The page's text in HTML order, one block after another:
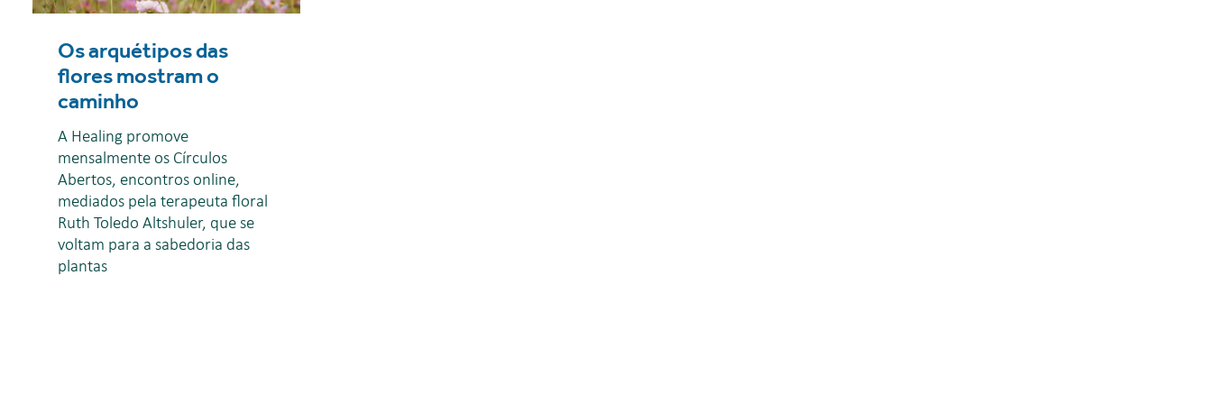
Os arquétipos das
flores mostram o
caminho
A Healing promove
mensalmente os Círculos
Abertos, encontros online,
mediados pela terapeuta floral
Ruth Toledo Altshuler, que se
voltam para a sabedoria das
plantas